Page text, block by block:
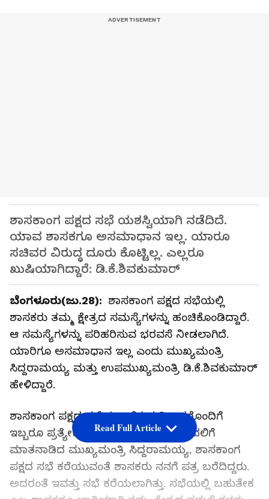
ಶಾಸಕಾಂಗ ಪಕ್ಷದ ಸಭೆ ಯಶಸ್ವಿಯಾಗಿ ನಡೆದಿದೆ.
ಯಾವ ಶಾಸಕಗೂ ಅಸಮಾಧಾನ ಇಲ್ಲ. ಯಾರೂ
ಸಚಿವರ ವಿರುದ್ಧ ದೂರು ಕೊಟ್ಟಿಲ್ಲ. ಎಲ್ಲರೂ
ಖುಷಿಯಾಗಿದ್ದಾರೆ: ಡಿ.ಕೆ.ಶಿವಕುಮಾರ್‌
ಬೆಂಗಳೂರು(ಜು.28):
ಶಾಸಕಾಂಗ ಪಕ್ಷದ ಸಭೆಯಲ್ಲಿ
ಶಾಸಕರು ತಮ್ಮ ಕ್ಷೇತ್ರದ ಸಮಸ್ಯೆಗಳನ್ನು ಹಂಚಿಕೊಂಡಿದ್ದಾರೆ.
ಆ ಸಮಸ್ಯೆಗಳನ್ನು ಪರಿಹರಿಸುವ ಭರವಸೆ ನೀಡಲಾಗಿದೆ.
ಯಾರಿಗೂ ಅಸಮಾಧಾನ ಇಲ್ಲ ಎಂದು ಮುಖ್ಯಮಂತ್ರಿ
ಸಿದ್ದರಾಮಯ್ಯ ಮತ್ತು ಉಪಮುಖ್ಯಮಂತ್ರಿ ಡಿ.ಕೆ.ಶಿವಕುಮಾರ್‌
ಹೇಳಿದ್ದಾರೆ.
ಶಾಸಕಾಂಗ ಪಕ್ಷದ ಸಭೆಯ ಬಳಿಕ ಸುದ್ದಿಗಾರರೊಂದಿಗೆ
ಇಬ್ಬರೂ ಪ್ರತ್ಯೇಕವಾಗಿ ಮಾತನಾಡಿದರು. ಮೊದಲಿಗೆ
ಮಾತನಾಡಿದ ಮುಖ್ಯಮಂತ್ರಿ ಸಿದ್ದರಾಮಯ್ಯ, ಶಾಸಕಾಂಗ
ಪಕ್ಷದ ಸಭೆ ಕರೆಯುವಂತೆ ಶಾಸಕರು ನನಗೆ ಪತ್ರ ಬರೆದಿದ್ದರು.
ಅದರಂತೆ ಇವತ್ತು ಸಭೆ ಕರೆಯಲಾಗಿತ್ತು. ಸಭೆಯಲ್ಲಿ ಬಹುತೇಕ